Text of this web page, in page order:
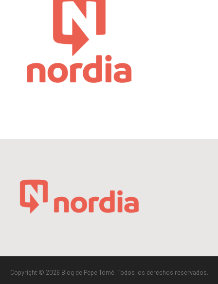
Copyright © 2026 Blog de Pepe Tomé. Todos los derechos reservados.